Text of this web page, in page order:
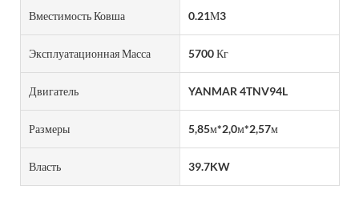
Вместимость Ковша 0.21М3
Эксплуатационная Масса 5700 Кг
Двигатель YANMAR 4TNV94L
Размеры 5,85м*2,0м*2,57м
Власть 39.7KW